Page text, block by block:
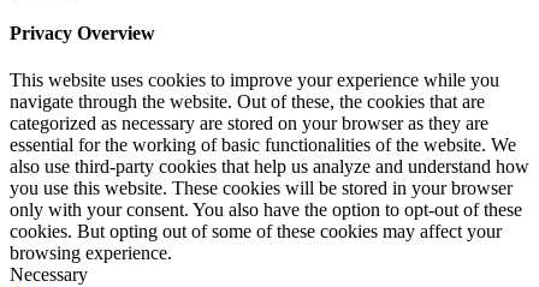
Privacy Overview
This website uses cookies to improve your experience while you
navigate through the website. Out of these, the cookies that are
categorized as necessary are stored on your browser as they are
essential for the working of basic functionalities of the website. We
also use third-party cookies that help us analyze and understand how
you use this website. These cookies will be stored in your browser
only with your consent. You also have the option to opt-out of these
cookies. But opting out of some of these cookies may affect your
browsing experience.
Necessary